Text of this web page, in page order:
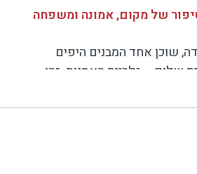
של מקום, אמונה ומשפחה
שוכן אחד המבנים היפים
שלום – גלריית האמנות. זהו
שבו נפגשים סיפור, היסטוריה
וחיים הוד-פיין, בני למשפחה
את המקום למרכז חוויתי